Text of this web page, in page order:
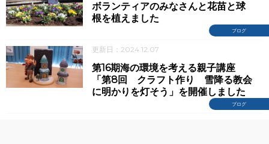
ブログ
ボランティアのみなさんと花苗と球
根を植えました
更新日：2024.12.07
ブログ
第16期海の環境を考える親子講座
「第8回 クラフト作り 雪降る教会
に明かりを灯そう」を開催しました